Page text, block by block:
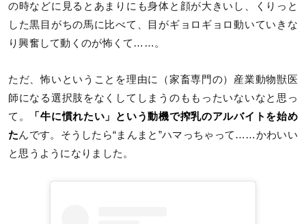
の時などに見るとあまりにも身体と顔が大きいし、くりっと
した黒目がちの馬に比べて、目がギョロギョロ動いていきな
り興奮して動くのが怖くて……。
ただ、怖いということを理由に（家畜専門の）産業動物獣医
師になる選択肢をなくしてしまうのももったいないなと思っ
て。
「牛に慣れたい」という動機で搾乳のアルバイトを始め
たんです。そうしたら“まんまと”ハマっちゃって……かわいい
と思うようになりました。